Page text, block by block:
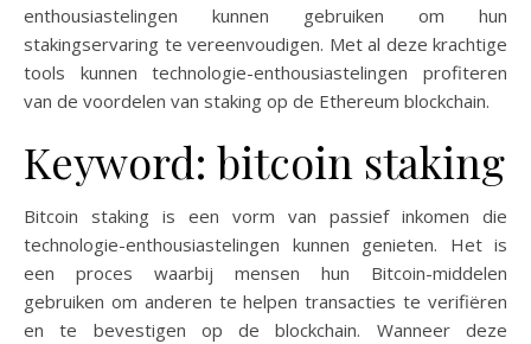
enthousiastelingen kunnen gebruiken om hun
stakingservaring te vereenvoudigen. Met al deze krachtige
tools kunnen technologie-enthousiastelingen profiteren
van de voordelen van staking op de Ethereum blockchain.
Keyword: bitcoin staking
Bitcoin staking is een vorm van passief inkomen die
technologie-enthousiastelingen kunnen genieten. Het is
een proces waarbij mensen hun Bitcoin-middelen
gebruiken om anderen te helpen transacties te verifiëren
en te bevestigen op de blockchain. Wanneer deze